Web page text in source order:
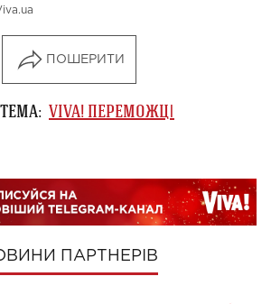
ПОШЕРИТИ
VIVA! ПЕРЕМОЖЦІ
ПАРТНЕРІВ